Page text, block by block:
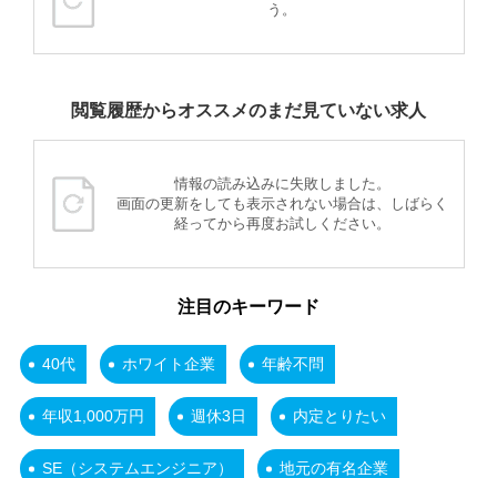
う。
閲覧履歴からオススメのまだ見ていない求人
情報の読み込みに失敗しました。
画面の更新をしても表示されない場合は、しばらく
経ってから再度お試しください。
注目のキーワード
40代 ホワイト企業 年齢不問
年収1,000万円 週休3日 内定とりたい
SE（システムエンジニア） 地元の有名企業